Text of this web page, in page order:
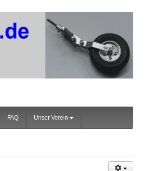
FAQ Unser Verein